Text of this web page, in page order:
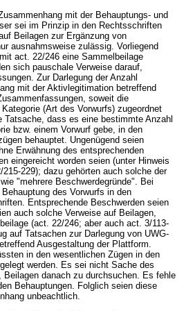
mit der Behauptungs- und
sei im Prinzip in den Rechtsschriften
Beilagen zur Ergänzung von
ausnahmsweise zulässig. Vorliegend
act. 22/246 eine Sammelbeilage
sich pauschale Verweise darauf,
Zur Darlegung der Anzahl
mit der Aktivlegitimation betreffend
soweit die
(Art des Vorwurfs) zugeordnet
dass es eine bestimmte Anzahl
bzw. einem Vorwurf gebe, in den
behauptet. Ungenügend seien
Erwähnung des entsprechenden
eingereicht worden seien (unter Hinweis
229); dazu gehörten auch solche der
"mehrere Beschwerdegründe". Bei
des Vorwurfs in den
Entsprechende Beschwerden seien
auch solche Verweise auf Beilagen,
(act. 22/246; aber auch act. 3/113-
auf Tatsachen zur Darlegung von UWG-
Ausgestaltung der Plattform.
in den wesentlichen Zügen in den
werden. Es sei nicht Sache des
Beilagen danach zu durchsuchen. Es fehle
Behauptungen. Folglich seien diese
unbeachtlich.